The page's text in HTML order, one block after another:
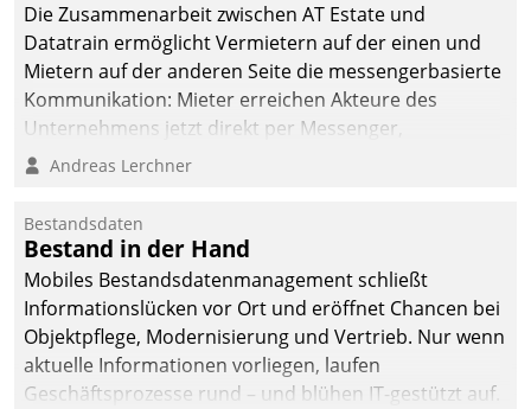
Die Zusammenarbeit zwischen AT Estate und
Datatrain ermöglicht Vermietern auf der einen und
Mietern auf der anderen Seite die messengerbasierte
Kommunikation: Mieter erreichen Akteure des
Unternehmens jetzt direkt per Messenger,
Mitarbeiter oder Dienstleister empfangen oder
Andreas Lerchner
Bestandsdaten
Bestand in der Hand
Mobiles Bestandsdatenmanagement schließt
Informationslücken vor Ort und eröffnet Chancen bei
Objektpflege, Modernisierung und Vertrieb. Nur wenn
aktuelle Informationen vorliegen, laufen
Geschäftsprozesse rund – und blühen IT-gestützt auf.